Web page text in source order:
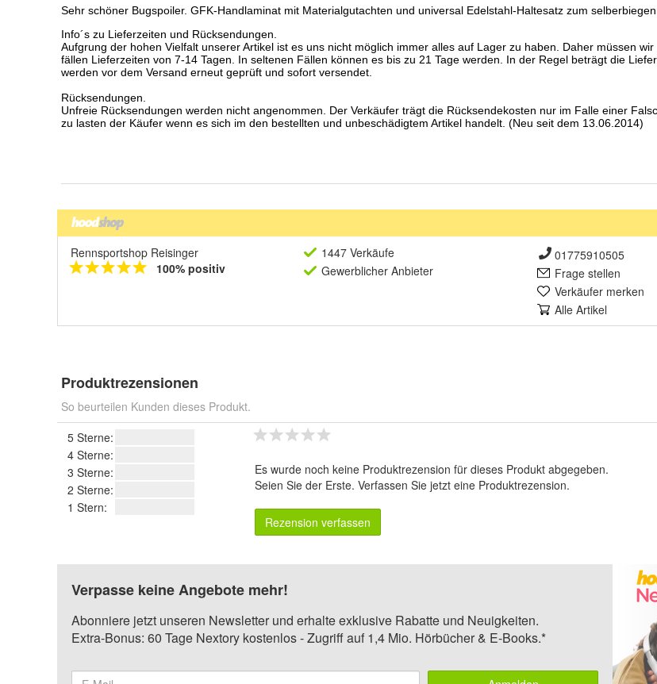
Rennsportshop Reisinger
100% positiv
1447 Verkäufe
Gewerblicher Anbieter
01775910505
Frage stellen
Verkäufer merken
Alle Artikel
Produktrezensionen
So beurteilen Kunden dieses Produkt.
5 Sterne:
4 Sterne:
3 Sterne:
2 Sterne:
1 Stern:
Es wurde noch keine Produktrezension für dieses Produkt abgegeben.
Seien Sie der Erste. Verfassen Sie jetzt eine Produktrezension.
Rezension verfassen
Verpasse keine Angebote mehr!
Abonniere jetzt unseren Newsletter und erhalte exklusive Rabatte und Neuigkeiten.
Extra-Bonus: 60 Tage Nextory kostenlos - Zugriff auf 1,4 Mio. Hörbücher & E-Books.*